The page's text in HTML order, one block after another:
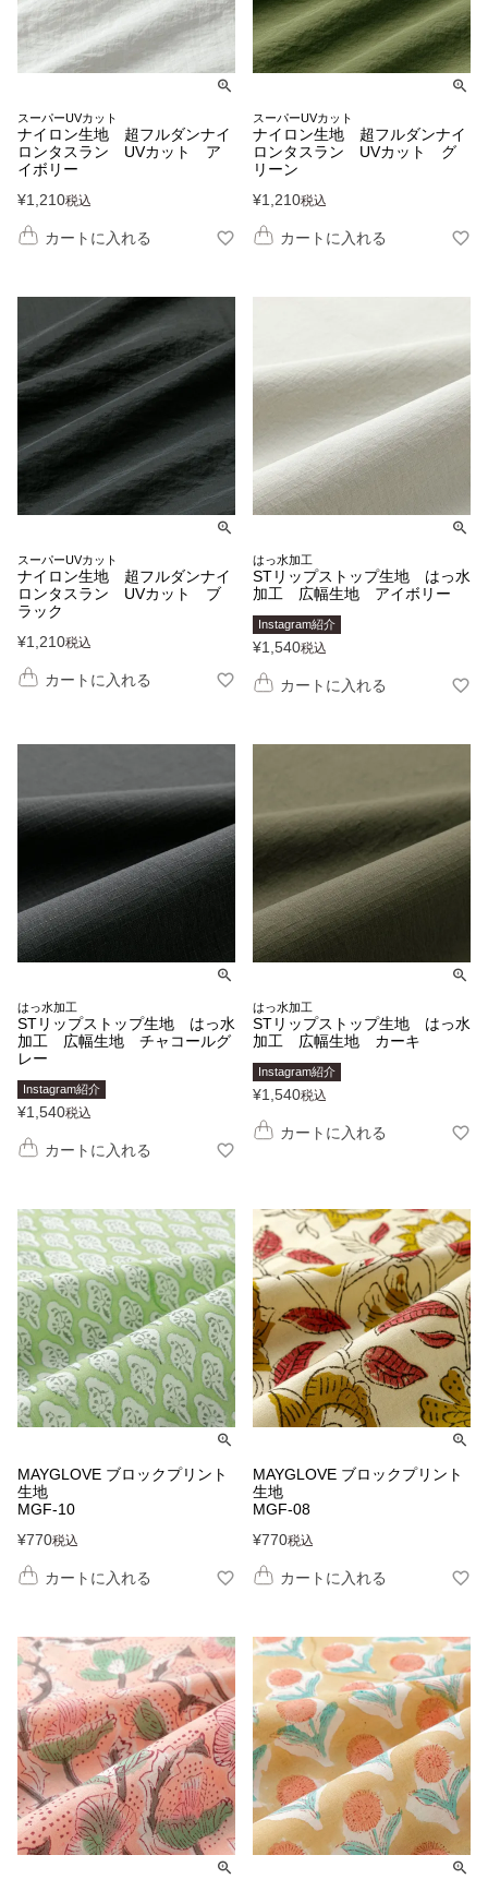
スーパーUVカット
ナイロン生地 超フルダンナイ
ロンタスラン UVカット ア
イボリー
¥1,210税込
カートに入れる
スーパーUVカット
ナイロン生地 超フルダンナイ
ロンタスラン UVカット グ
リーン
¥1,210税込
カートに入れる
スーパーUVカット
ナイロン生地 超フルダンナイ
ロンタスラン UVカット ブ
ラック
¥1,210税込
カートに入れる
はっ水加工
STリップストップ生地 はっ水
加工 広幅生地 アイボリー
Instagram紹介
¥1,540税込
カートに入れる
はっ水加工
STリップストップ生地 はっ水
加工 広幅生地 チャコールグ
レー
Instagram紹介
¥1,540税込
カートに入れる
はっ水加工
STリップストップ生地 はっ水
加工 広幅生地 カーキ
Instagram紹介
¥1,540税込
カートに入れる
MAYGLOVE ブロックプリント
生地
MGF-10
¥770税込
カートに入れる
MAYGLOVE ブロックプリント
生地
MGF-08
¥770税込
カートに入れる